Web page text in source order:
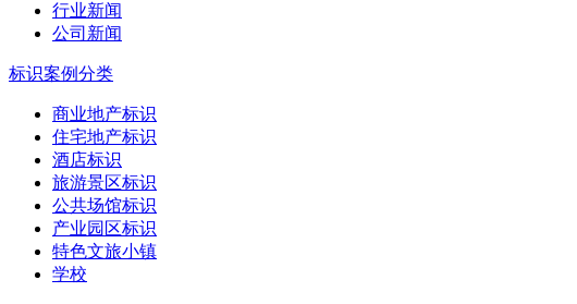
行业新闻
公司新闻
标识案例分类
商业地产标识
住宅地产标识
酒店标识
旅游景区标识
公共场馆标识
产业园区标识
特色文旅小镇
学校